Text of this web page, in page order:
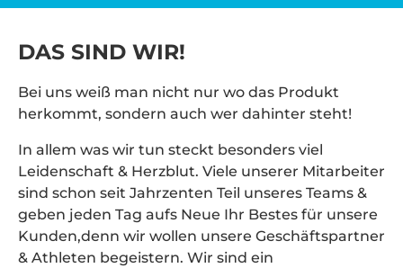
DAS SIND WIR!
Bei uns weiß man nicht nur wo das Produkt
herkommt, sondern auch wer dahinter steht!
In allem was wir tun steckt besonders viel
Leidenschaft & Herzblut. Viele unserer Mitarbeiter
sind schon seit Jahrzenten Teil unseres Teams &
geben jeden Tag aufs Neue Ihr Bestes für unsere
Kunden,denn wir wollen unsere Geschäftspartner
& Athleten begeistern. Wir sind ein